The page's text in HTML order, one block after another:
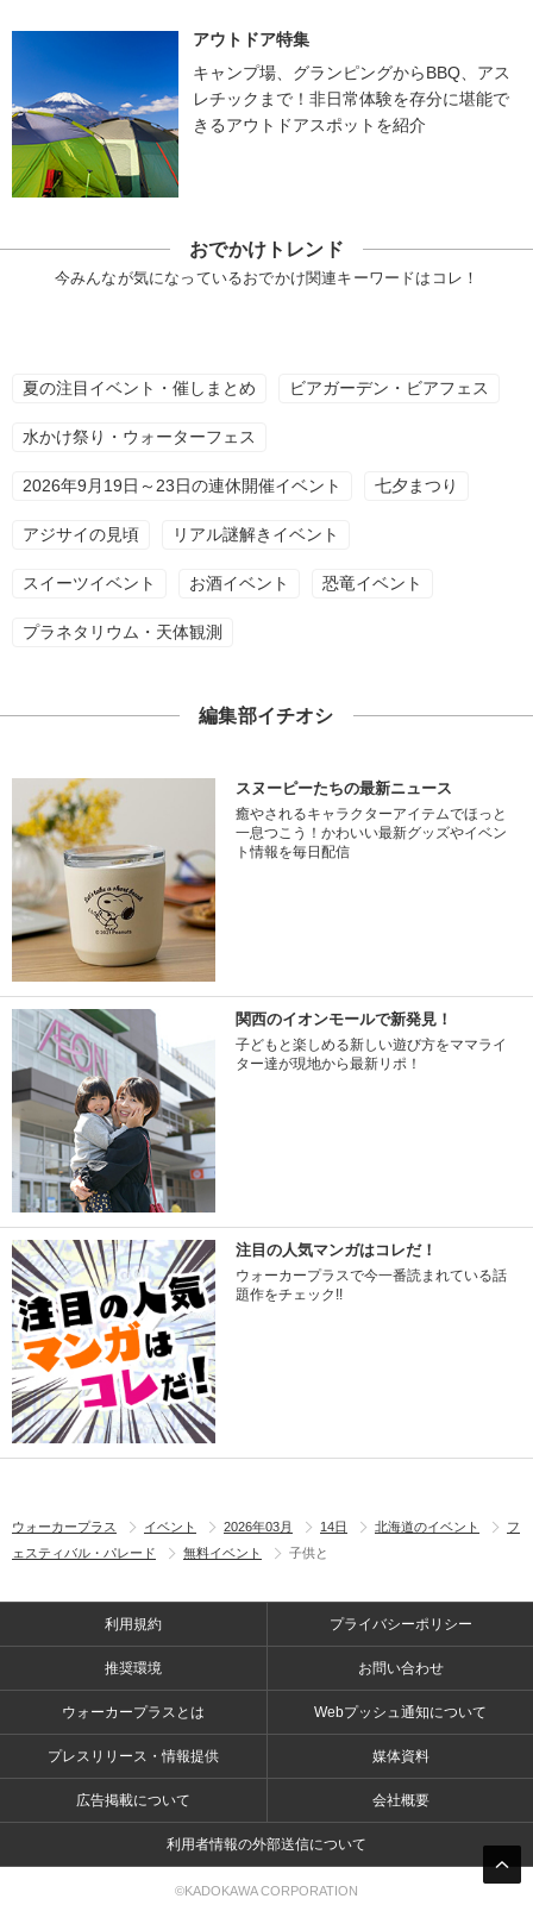
アウトドア特集
キャンプ場、グランピングからBBQ、アス
レチックまで！非日常体験を存分に堪能で
きるアウトドアスポットを紹介
おでかけトレンド
今みんなが気になっているおでかけ関連キーワードはコレ！
夏の注目イベント・催しまとめ ビアガーデン・ビアフェス
水かけ祭り・ウォーターフェス
2026年9月19日～23日の連休開催イベント 七夕まつり
アジサイの見頃 リアル謎解きイベント
スイーツイベント お酒イベント 恐竜イベント
プラネタリウム・天体観測
編集部イチオシ
スヌーピーたちの最新ニュース
癒やされるキャラクターアイテムでほっと
一息つこう！かわいい最新グッズやイベン
ト情報を毎日配信
関西のイオンモールで新発見！
子どもと楽しめる新しい遊び方をママライ
ター達が現地から最新リポ！
注目の人気マンガはコレだ！
ウォーカープラスで今一番読まれている話
題作をチェック!!
ウォーカープラス イベント 2026年03月 14日 北海道のイベント
フ
ェスティバル・パレード
無料イベント 子供と
利用規約 プライバシーポリシー
推奨環境 お問い合わせ
ウォーカープラスとは Webプッシュ通知について
プレスリリース・情報提供 媒体資料
広告掲載について 会社概要
利用者情報の外部送信について
©KADOKAWA CORPORATION